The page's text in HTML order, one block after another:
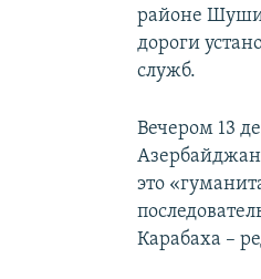
районе Шуши
дороги
служб.
Вечером 13
это
Карабаха –